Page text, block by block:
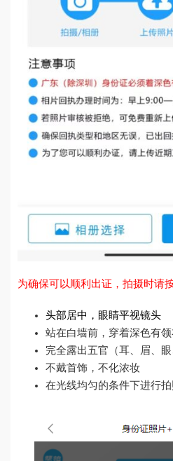
为确保可以顺利出证，拍摄时请
头部居中，眼睛平视镜头
站在白墙前，穿着深色有领
完全露出五官（耳、眉、
不戴首饰，不化浓妆
在光线均匀的条件下进行拍